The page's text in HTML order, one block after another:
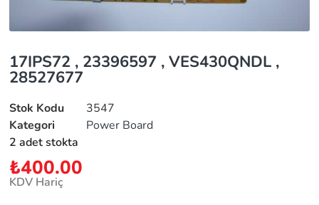
17IPS72 , 23396597 , VES430QNDL ,
28527677
Stok Kodu
3547
Kategori
Power Board
2 adet stokta
₺400.00
KDV Hariç